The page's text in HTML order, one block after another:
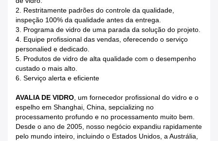
2. Restritamente padrões do controle da qualidade,
inspeção 100% da qualidade antes da entrega.
3. Programa de vidro de uma parada da solução do projeto.
4. Equipe profissional das vendas, oferecendo o serviço
personalied e dedicado.
5. Produtos de vidro de alta qualidade com o desempenho
custado o mais alto.
6. Serviço alerta e eficiente
AVALIA DE VIDRO, um fornecedor profissional do vidro e o
espelho em Shanghai, China, sepcializing no
processamento profundo e no processamento muito bem.
Desde o ano de 2005, nosso negócio expandiu rapidamente
pelo mundo inteiro, incluindo o Estados Unidos, a Austrália,